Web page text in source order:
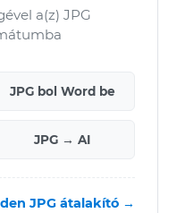
a(z) JPG
JPG bol Word be
JPG → AI
JPG átalakító →